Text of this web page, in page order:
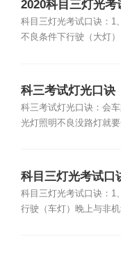
2020科目三灯光考
科目三灯光考试口诀：1
不良条件下行驶（大灯
科三考试灯光口诀
科三考试灯光口诀：会
光灯照明不良没路灯就
科目三灯光考试口
科目三灯光考试口诀：1
行驶（车灯）晚上与非